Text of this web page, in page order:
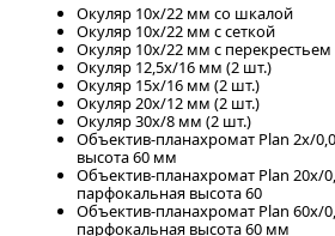
Окуляр 10х/22 мм со шкалой
Окуляр 10х/22 мм с сеткой
Окуляр 10х/22 мм с перекрестьем
Окуляр 12,5x/16 мм (2 шт.)
Окуляр 15х/16 мм (2 шт.)
Окуляр 20х/12 мм (2 шт.)
Окуляр 30х/8 мм (2 шт.)
Объектив-планахромат Plan 2х/
высота 60 мм
Объектив-планахромат Plan 20х/
парфокальная высота 60
Объектив-планахромат Plan 60х/
парфокальная высота 60 мм